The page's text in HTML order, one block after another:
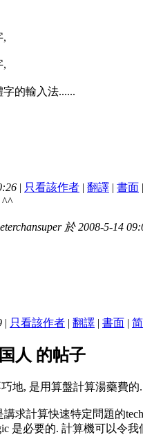
,
,
的輸入法......
| 只看該作者 | 翻譯 | 書面
^^
於 2008-5-14
| 只看該作者 | 翻譯 | 書面 | 简
人 的帖子
地, 是用算盤計算湯藥費的
求計算快速特定問題的
是必要的. 計算機可以令